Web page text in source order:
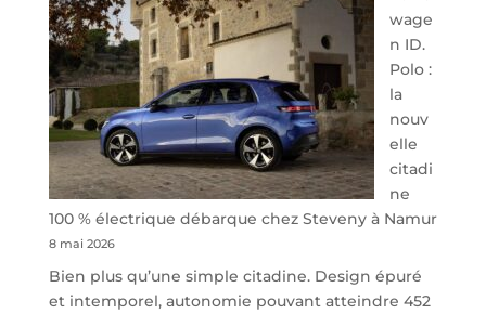
Charleroi
wage
n ID.
Polo :
la
nouv
elle
citadi
ne
100 % électrique débarque chez Steveny à Namur
8 mai 2026
Bien plus qu’une simple citadine. Design épuré
et intemporel, autonomie pouvant atteindre 452